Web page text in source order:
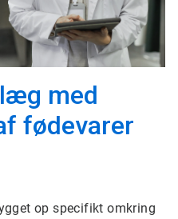
med
fødevarer
op specifikt omkring